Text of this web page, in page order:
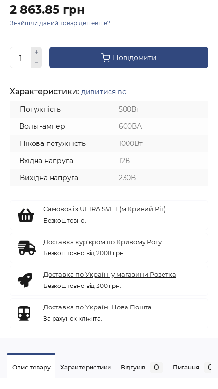
2 863.85 грн
Знайшли даний товар дешевше?
Повідомити
Характеристики: дивитися всі
Потужність
500Вт
Вольт-ампер
600ВА
Пікова потужність
1000Вт
Вхідна напруга
12В
Вихідна напруга
230В
Самовоз із ULTRA SVET (м.Кривий Ріг)
Безкоштовно.
Доставка кур'єром по Кривому Рогу
Безкоштовно від 2000 грн.
Доставка по Україні у магазини Розетка
Безкоштовно від 300 грн.
Доставка по Україні Нова Пошта
За рахунок клієнта.
Опис товару Характеристики Відгуків 0 Питання 0